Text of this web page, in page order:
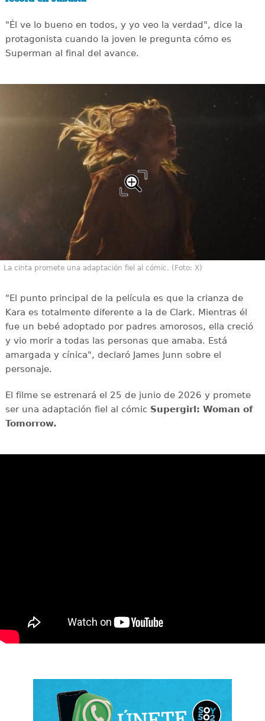
"Él ve lo bueno en todos, y yo veo la verdad", dice la
protagonista cuando la joven le pregunta cómo es
Superman al final del avance.
La cinta promete una adaptación fiel al cómic. (Foto: X)
"El punto principal de la película es que la crianza de
Kara es totalmente diferente a la de Clark. Mientras él
fue un bebé adoptado por padres amorosos, ella creció
y vio morir a todas las personas que amaba. Está
amargada y cínica", declaró James Junn sobre el
personaje.
El filme se estrenará el 25 de junio de 2026 y promete
ser una adaptación fiel al cómic Supergirl: Woman of
Tomorrow.